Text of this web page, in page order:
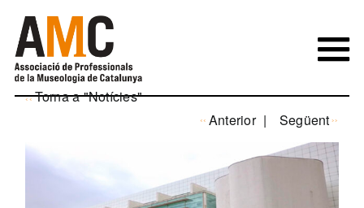
content
Torna a "Notícies"
Anterior
Següent